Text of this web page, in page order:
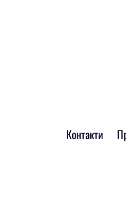
Контакти